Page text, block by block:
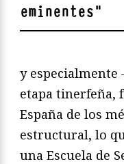
eminentes"
y
etapa tinerfeña,
España de los
estructural, lo
una Escuela de